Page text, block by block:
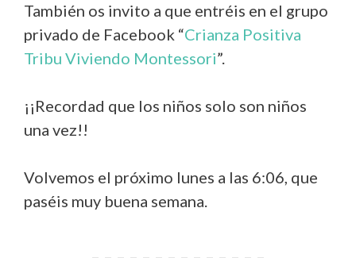
También os invito a que entréis en el grupo
privado de Facebook “Crianza Positiva
Tribu Viviendo Montessori”.
¡¡Recordad que los niños solo son niños
una vez!!
Volvemos el próximo lunes a las 6:06, que
paséis muy buena semana.